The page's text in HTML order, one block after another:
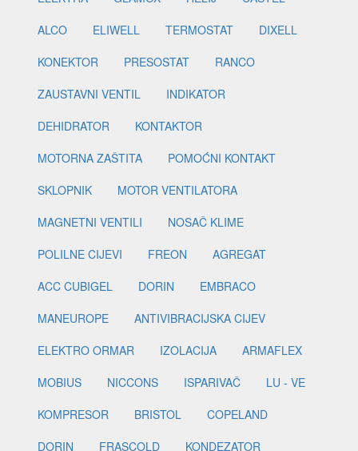
ALCO
ELIWELL TERMOSTAT
DIXELL
KONEKTOR
PRESOSTAT
RANCO
ZAUSTAVNI VENTIL
INDIKATOR
DEHIDRATOR
KONTAKTOR
MOTORNA ZAŠTITA
POMOĆNI KONTAKT
SKLOPNIK
MOTOR VENTILATORA
MAGNETNI VENTILI
NOSAČ KLIME
POLILNE CIJEVI
FREON
AGREGAT
ACC CUBIGEL
DORIN
EMBRACO
MANEUROPE
ANTIVIBRACIJSKA CIJEV
ELEKTRO ORMAR
IZOLACIJA
ARMAFLEX
MOBIUS
NICCONS ISPARIVAČ
LU - VE
KOMPRESOR
BRISTOL
COPELAND
DORIN
FRASCOLD
KONDEZATOR